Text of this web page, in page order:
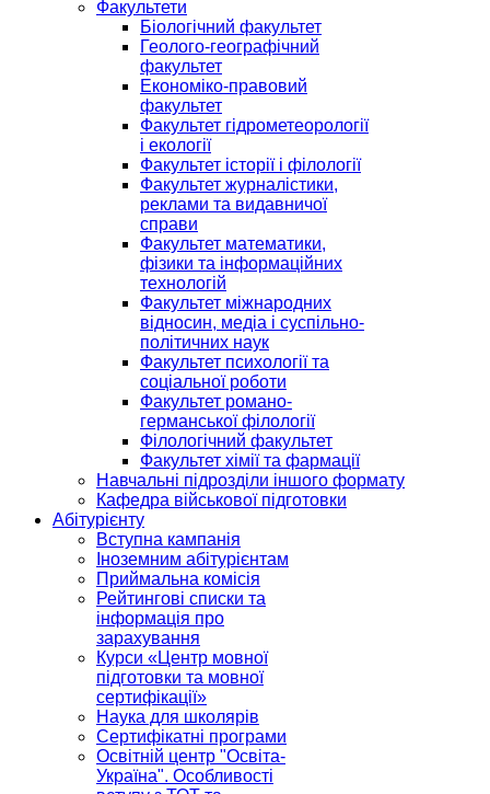
Факультети
Біологічний факультет
Геолого-географічний
факультет
Економіко-правовий
факультет
Факультет гідрометеорології
і екології
Факультет історії і філології
Факультет журналістики,
реклами та видавничої
справи
Факультет математики,
фізики та інформаційних
технологій
Факультет міжнародних
відносин, медіа і суспільно-
політичних наук
Факультет психології та
соціальної роботи
Факультет романо-
германської філології
Філологічний факультет
Факультет хімії та фармації
Навчальні підрозділи іншого формату
Кафедра військової підготовки
Абітурієнту
Вступна кампанія
Іноземним абітурієнтам
Приймальна комісія
Рейтингові списки та
інформація про
зарахування
Курси «Центр мовної
підготовки та мовної
сертифікації»
Наука для школярів
Сертифікатні програми
Освітній центр "Освіта-
Україна". Особливості